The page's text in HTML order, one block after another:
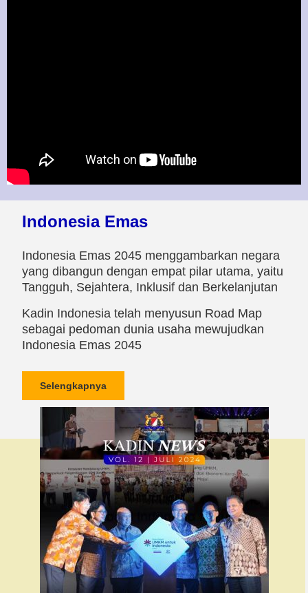
Indonesia Emas
Indonesia Emas 2045 menggambarkan negara
yang dibangun dengan empat pilar utama, yaitu
Tangguh, Sejahtera, Inklusif dan Berkelanjutan
Kadin Indonesia telah menyusun Road Map
sebagai pedoman dunia usaha mewujudkan
Indonesia Emas 2045
Selengkapnya